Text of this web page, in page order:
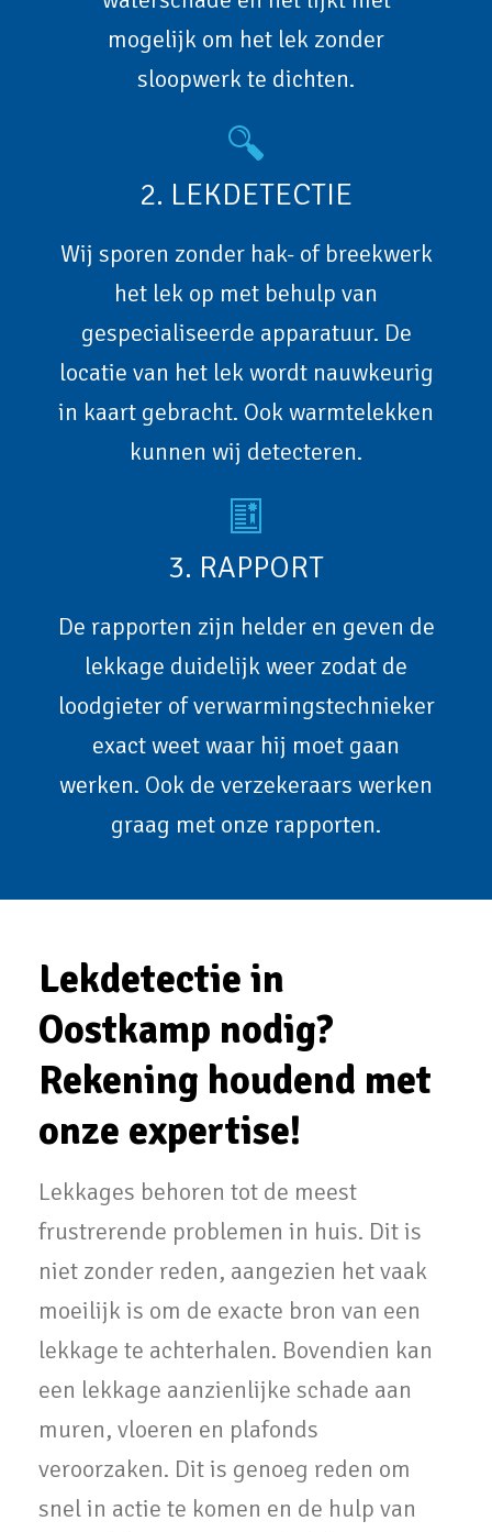
mogelijk om het lek zonder
sloopwerk te dichten.
2. LEKDETECTIE
Wij sporen zonder hak- of breekwerk
het lek op met behulp van
gespecialiseerde apparatuur. De
locatie van het lek wordt nauwkeurig
in kaart gebracht. Ook warmtelekken
kunnen wij detecteren.
3. RAPPORT
De rapporten zijn helder en geven de
lekkage duidelijk weer zodat de
loodgieter of verwarmingstechnieker
exact weet waar hij moet gaan
werken. Ook de verzekeraars werken
graag met onze rapporten.
Lekdetectie in
Oostkamp nodig?
Rekening houdend met
onze expertise!
Lekkages behoren tot de meest
frustrerende problemen in huis. Dit is
niet zonder reden, aangezien het vaak
moeilijk is om de exacte bron van een
lekkage te achterhalen. Bovendien kan
een lekkage aanzienlijke schade aan
muren, vloeren en plafonds
veroorzaken. Dit is genoeg reden om
snel in actie te komen en de hulp van